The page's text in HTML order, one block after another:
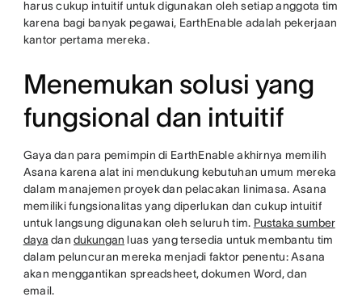
harus cukup intuitif untuk digunakan oleh setiap anggota tim
karena bagi banyak pegawai, EarthEnable adalah pekerjaan
kantor pertama mereka.
Menemukan solusi yang
fungsional dan intuitif
Gaya dan para pemimpin di EarthEnable akhirnya memilih
Asana karena alat ini mendukung kebutuhan umum mereka
dalam manajemen proyek dan pelacakan linimasa. Asana
memiliki fungsionalitas yang diperlukan dan cukup intuitif
untuk langsung digunakan oleh seluruh tim. Pustaka sumber
daya dandukungan luas yang tersedia untuk membantu tim
dalam peluncuran mereka menjadi faktor penentu: Asana
akan menggantikan spreadsheet, dokumen Word, dan
email.